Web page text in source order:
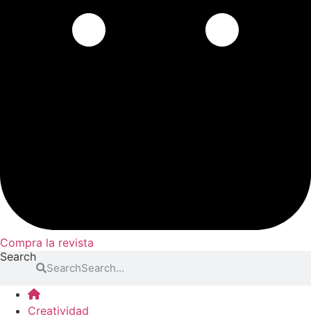
Compra la revista
Search
Search
Creatividad